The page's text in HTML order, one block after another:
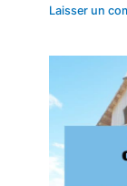
Laisser un